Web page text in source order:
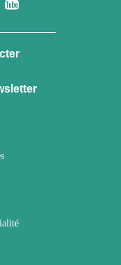
Youtube